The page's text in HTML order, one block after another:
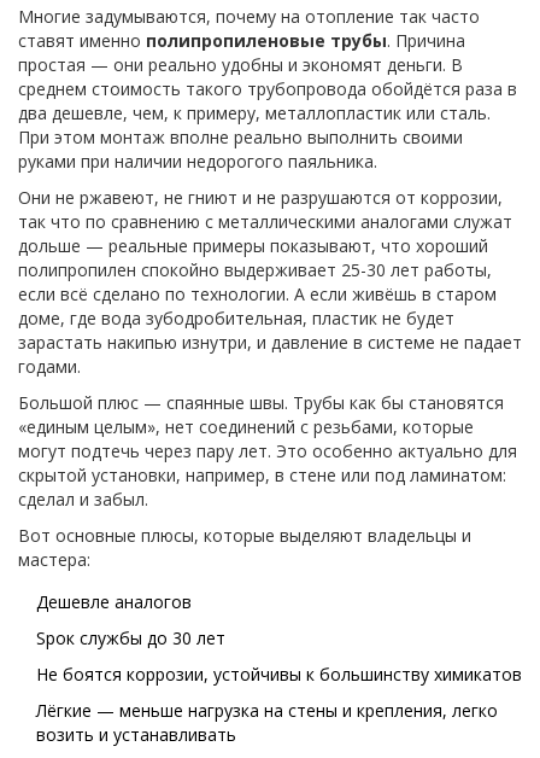
Многие задумываются, почему на отопление так часто
ставят именно полипропиленовые трубы. Причина
простая — они реально удобны и экономят деньги. В
среднем стоимость такого трубопровода обойдётся раза в
два дешевле, чем, к примеру, металлопластик или сталь.
При этом монтаж вполне реально выполнить своими
руками при наличии недорогого паяльника.
Они не ржавеют, не гниют и не разрушаются от коррозии,
так что по сравнению с металлическими аналогами служат
дольше — реальные примеры показывают, что хороший
полипропилен спокойно выдерживает 25-30 лет работы,
если всё сделано по технологии. А если живёшь в старом
доме, где вода зубодробительная, пластик не будет
зарастать накипью изнутри, и давление в системе не падает
годами.
Большой плюс — спаянные швы. Трубы как бы становятся
«единым целым», нет соединений с резьбами, которые
могут подтечь через пару лет. Это особенно актуально для
скрытой установки, например, в стене или под ламинатом:
сделал и забыл.
Вот основные плюсы, которые выделяют владельцы и
мастера:
Дешевле аналогов
Sрок службы до 30 лет
Не боятся коррозии, устойчивы к большинству химикатов
Лёгкие — меньше нагрузка на стены и крепления, легко
возить и устанавливать